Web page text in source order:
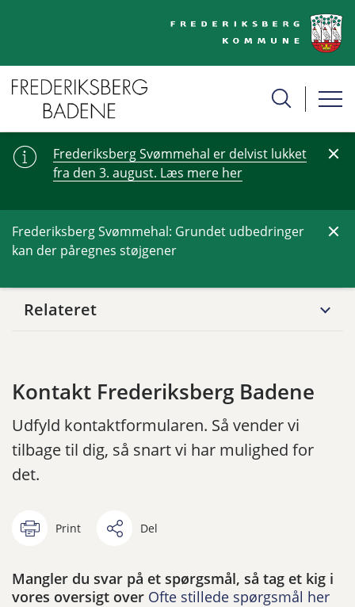
Frederiksberg Svømmehal er delvist lukket
fra den 3. august. Læs mere her
Frederiksberg Svømmehal: Grundet udbedringer
kan der påregnes støjgener
Relateret
Kontakt Frederiksberg Badene
Udfyld kontaktformularen. Så vender vi
tilbage til dig, så snart vi har mulighed for
det.
Print Del
Mangler du svar på et spørgsmål, så tag et kig i
vores oversigt over Ofte stillede spørgsmål her